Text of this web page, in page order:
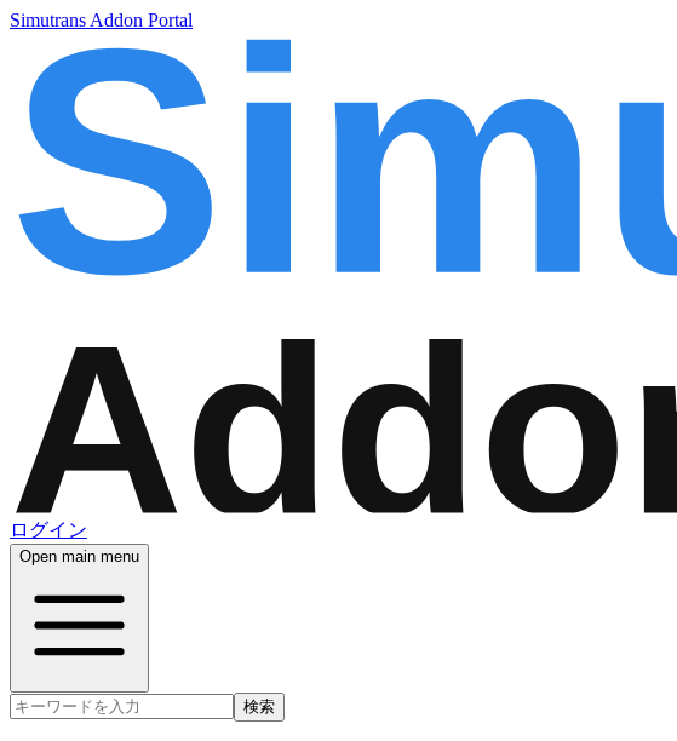
Simutrans Addon Portal
ログイン
Open main menu
検索